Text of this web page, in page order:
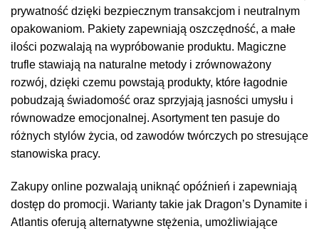
prywatność dzięki bezpiecznym transakcjom i neutralnym
opakowaniom. Pakiety zapewniają oszczędność, a małe
ilości pozwalają na wypróbowanie produktu. Magiczne
trufle stawiają na naturalne metody i zrównoważony
rozwój, dzięki czemu powstają produkty, które łagodnie
pobudzają świadomość oraz sprzyjają jasności umysłu i
równowadze emocjonalnej. Asortyment ten pasuje do
różnych stylów życia, od zawodów twórczych po stresujące
stanowiska pracy.
Zakupy online pozwalają uniknąć opóźnień i zapewniają
dostęp do promocji. Warianty takie jak Dragon’s Dynamite i
Atlantis oferują alternatywne stężenia, umożliwiające